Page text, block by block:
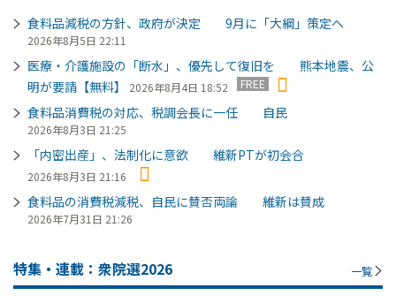
食料品減税の方針、政府が決定 9月に「大綱」策定へ
2026年8月5日 22:11
医療・介護施設の「断水」、優先して復旧を 熊本地震、公
明が要請【無料】
2026年8月4日 18:52 FREE
食料品消費税の対応、税調会長に一任 自民
2026年8月3日 21:25
「内密出産」、法制化に意欲 維新PTが初会合
2026年8月3日 21:16
食料品の消費税減税、自民に賛否両論 維新は賛成
2026年7月31日 21:26
特集・連載：衆院選2026 一覧